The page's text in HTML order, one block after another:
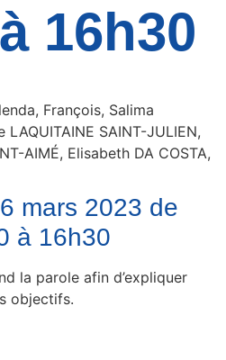
16h30
François, Salima
SAINT-JULIEN,
AIMÉ, Elisabeth DA COSTA,
mars 2023 de
à 16h30
la parole afin d’expliquer
objectifs.